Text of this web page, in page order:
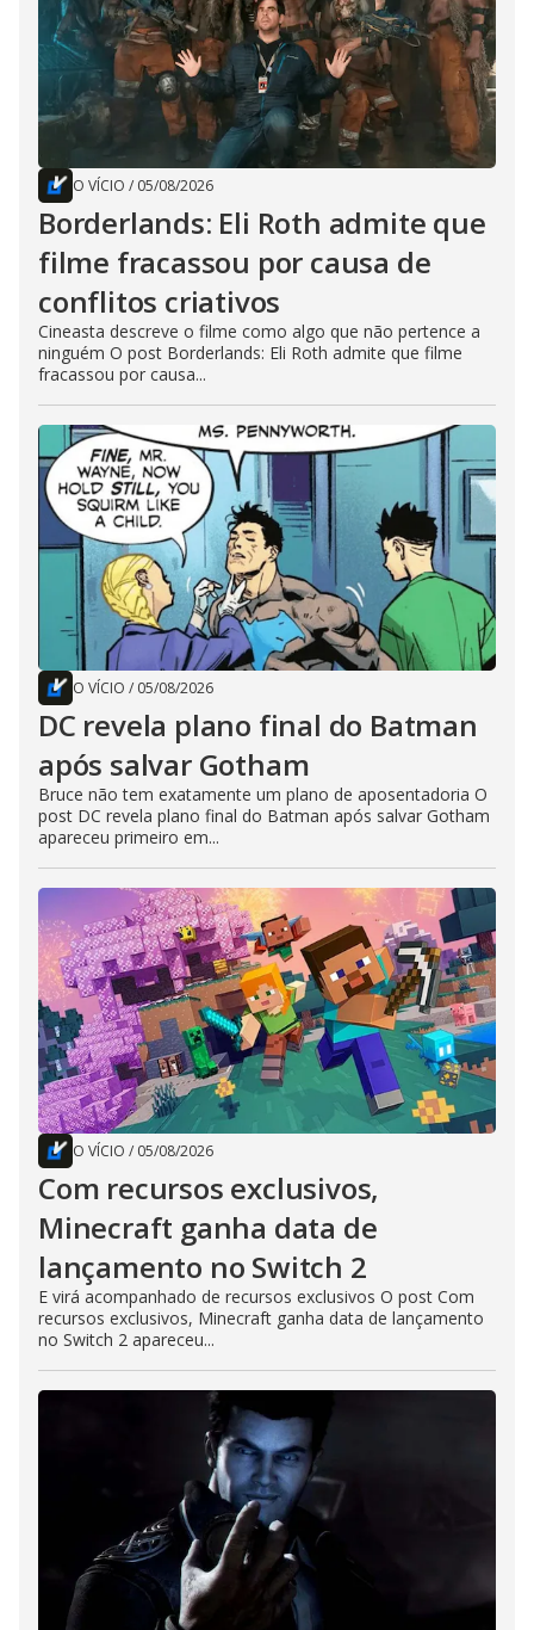
O VÍCIO / 05/08/2026
Borderlands: Eli Roth admite que
filme fracassou por causa de
conflitos criativos
Cineasta descreve o filme como algo que não pertence a
ninguém O post Borderlands: Eli Roth admite que filme
fracassou por causa...
O VÍCIO / 05/08/2026
DC revela plano final do Batman
após salvar Gotham
Bruce não tem exatamente um plano de aposentadoria O
post DC revela plano final do Batman após salvar Gotham
apareceu primeiro em...
O VÍCIO / 05/08/2026
Com recursos exclusivos,
Minecraft ganha data de
lançamento no Switch 2
E virá acompanhado de recursos exclusivos O post Com
recursos exclusivos, Minecraft ganha data de lançamento
no Switch 2 apareceu...